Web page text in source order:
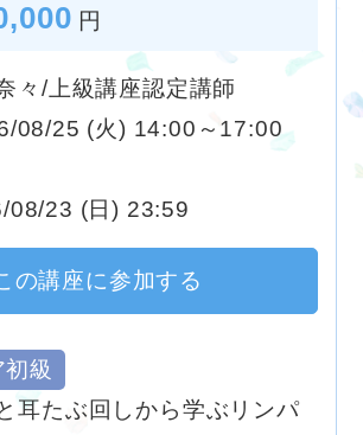
円
々/上級講座認定講師
08/25 (火) 14:00～17:00
08/23 (日) 23:59
の講座に参加する
級
耳たぶ回しから学ぶリンパ